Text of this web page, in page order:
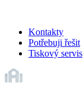
Kontakty
Potřebuji řešit
Tiskový servis